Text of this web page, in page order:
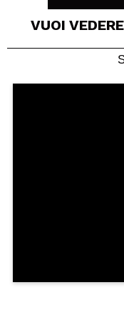
Il tuo video
VUOI